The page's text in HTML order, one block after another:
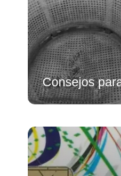
Consejos